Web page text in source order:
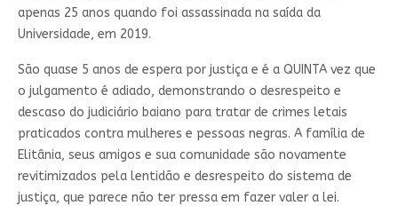
apenas 25 anos quando foi assassinada na saída da
Universidade, em 2019.
São quase 5 anos de espera por justiça e é a QUINTA vez que
o julgamento é adiado, demonstrando o desrespeito e
descaso do judiciário baiano para tratar de crimes letais
praticados contra mulheres e pessoas negras. A família de
Elitânia, seus amigos e sua comunidade são novamente
revitimizados pela lentidão e desrespeito do sistema de
justiça, que parece não ter pressa em fazer valer a lei.